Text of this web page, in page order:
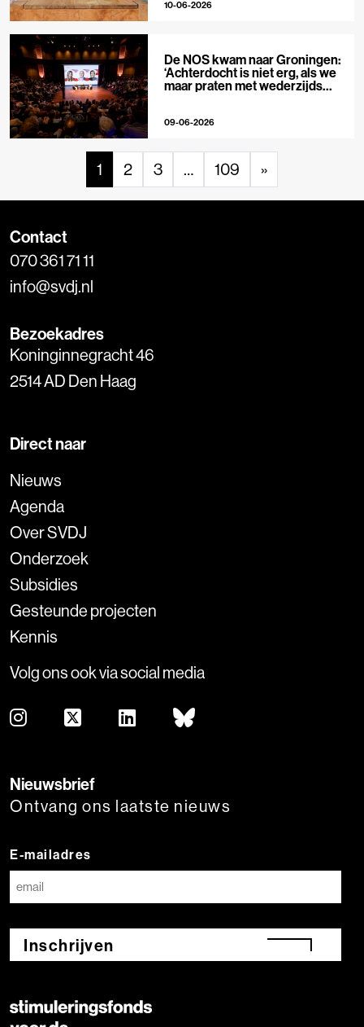
10-06-2026
De NOS kwam naar Groningen:
‘Achterdocht is niet erg, als we
maar praten met wederzijds
09-06-2026
1 2 3 … 109 »
Contact
070 361 71 11
info@svdj.nl
Bezoekadres
Koninginnegracht 46
2514 AD Den Haag
Direct naar
Nieuws
Agenda
Over SVDJ
Onderzoek
Subsidies
Gesteunde projecten
Kennis
Volg ons ook via social media
Nieuwsbrief
Ontvang ons laatste nieuws
E-mailadres
Inschrijven